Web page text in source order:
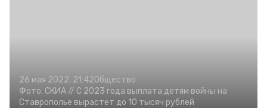
26 мая 2022, 21:42Общество
Фото: СКИА // С 2023 года выплата детям войны на
Ставрополье вырастет до 10 тысяч рублей